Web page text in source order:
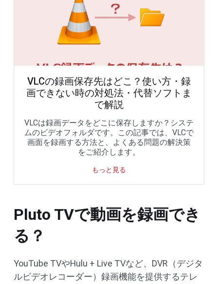
VLCの録画保存先はどこ？使い方・録
画できない時の対処法・代替ソフトま
で解説
VLCは録画データをどこに保存しますか？システ
ムのビデオフォルダです。この記事では、VLCで
画面を録画する方法と、よくある問題の解決策
をご紹介します。
もっと見る
Pluto TVで動画を録画でき
る？
YouTube TVやHulu + Live TVなど、DVR（デジタ
ルビデオレコーダー）録画機能を提供するテレ